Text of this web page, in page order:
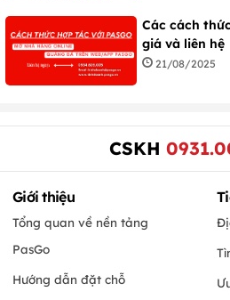
Các cách
giá và liên hệ
21/08/2025
CSKH
Giới thiệu
Tổng quan về nền tảng
PasGo
Hướng dẫn đặt chỗ